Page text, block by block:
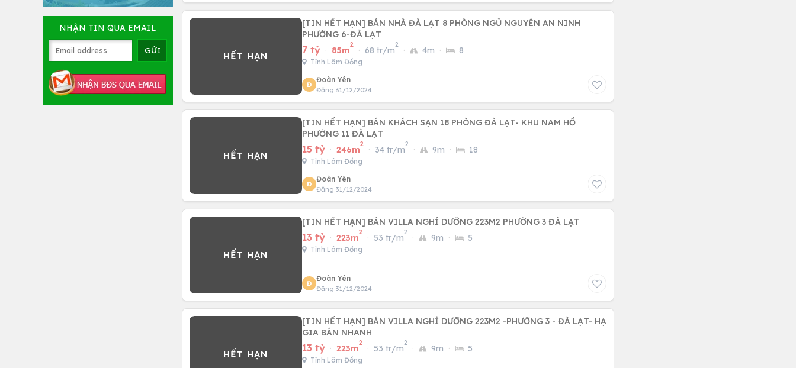
NHẬN TIN QUA EMAIL
[TIN HẾT HẠN] BÁN NHÀ ĐÀ LẠT 8 PHÒNG NGỦ NGUYỄN AN NINH
PHƯỜNG 6-ĐÀ LẠT
7 tỷ · 85m
2
· 68 tr/m
2
· 4m · 8
Tỉnh Lâm Đồng
Đ
Đoàn Yên
Đăng 31/12/2024
[TIN HẾT HẠN] BÁN KHÁCH SẠN 18 PHÒNG ĐÀ LẠT- KHU NAM HỒ
PHƯỜNG 11 ĐÀ LẠT
15 tỷ · 246m
2
· 34 tr/m
2
· 9m · 18
Tỉnh Lâm Đồng
Đ
Đoàn Yên
Đăng 31/12/2024
[TIN HẾT HẠN] BÁN VILLA NGHỈ DƯỠNG 223M2 PHƯỜNG 3 ĐÀ LẠT
13 tỷ · 223m
2
· 53 tr/m
2
· 9m · 5
Tỉnh Lâm Đồng
Đ
Đoàn Yên
Đăng 31/12/2024
[TIN HẾT HẠN] BÁN VILLA NGHỈ DƯỠNG 223M2 -PHƯỜNG 3 - ĐÀ LẠT- HẠ
GIA BÁN NHANH
13 tỷ · 223m
2
· 53 tr/m
2
· 9m · 5
Tỉnh Lâm Đồng